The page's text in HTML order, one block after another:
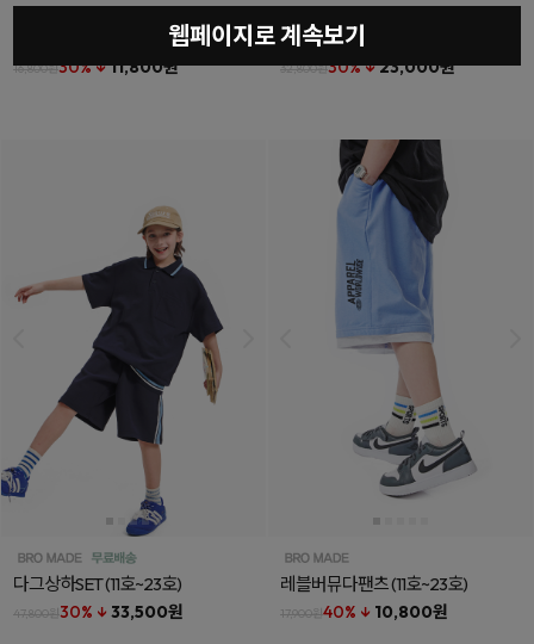
(11호~23호)
16,800원30% ↓11,800원
더튼포켓하프팬츠
32,800원30% ↓23,000원
다그상하SET(11호~23호)
47,800원30% ↓ 33,500원
레블버뮤다팬츠(11호~23호)
17,900원40% ↓ 10,800원
웹페이지로 계속보기